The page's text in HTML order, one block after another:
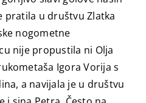
pratila u društvu Zlatka
nogometne
nije propustila ni Olja
Igora Vorija s
a navijala je u društvu